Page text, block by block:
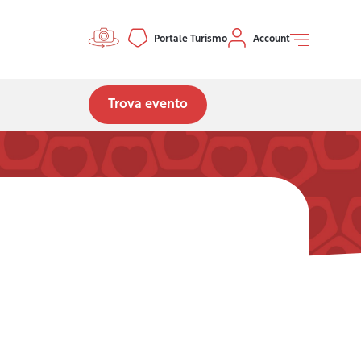
Controls menu
Portale Turismo Account
Trova evento